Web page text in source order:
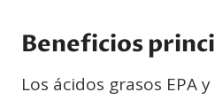
Beneficios
Los ácidos grasos EPA